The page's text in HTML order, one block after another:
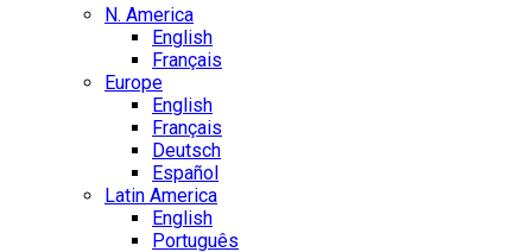
N. America
English
Français
Europe
English
Français
Deutsch
Español
Latin America
English
Português